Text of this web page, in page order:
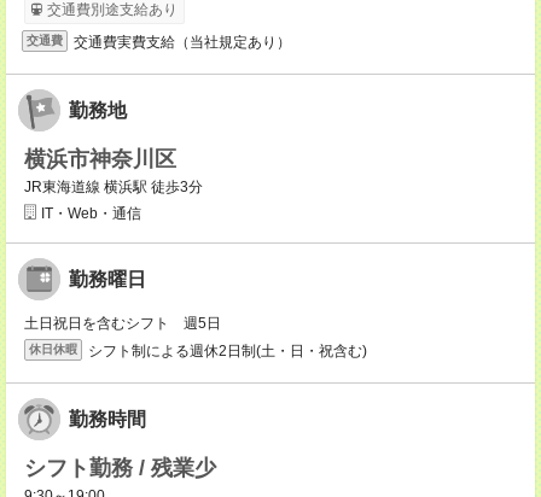
交通費別途支給あり
交通費 交通費実費支給（当社規定あり）
勤務地
横浜市神奈川区
JR東海道線 横浜駅 徒歩3分
IT・Web・通信
勤務曜日
土日祝日を含むシフト 週5日
休日休暇 シフト制による週休2日制(土・日・祝含む)
勤務時間
シフト勤務 / 残業少